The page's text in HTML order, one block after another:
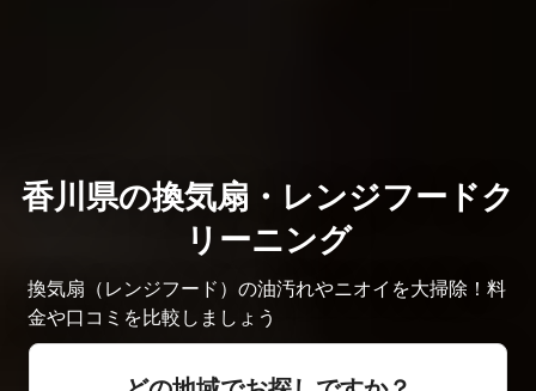
香川県の換気扇・レンジフードク
リーニング
換気扇（レンジフード）の油汚れやニオイを大掃除！料
金や口コミを比較しましょう